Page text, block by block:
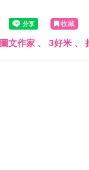
收藏
圖文作家 、 3好米 、